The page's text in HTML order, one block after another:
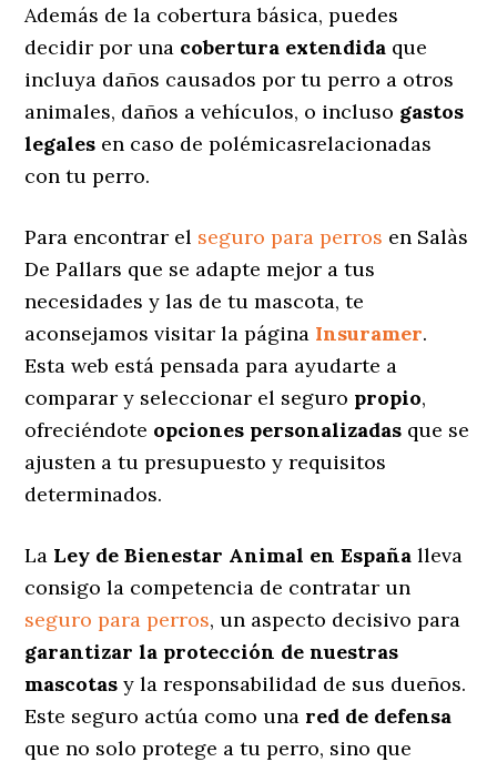
Además de la cobertura básica, puedes
decidir por una cobertura extendida que
incluya daños causados por tu perro a otros
animales, daños a vehículos, o incluso gastos
legales en caso de polémicasrelacionadas
con tu perro.
Para encontrar el seguro para perros en Salàs
De Pallars que se adapte mejor a tus
necesidades y las de tu mascota, te
aconsejamos visitar la página Insuramer.
Esta web está pensada para ayudarte a
comparar y seleccionar el seguro propio,
ofreciéndote opciones personalizadas que se
ajusten a tu presupuesto y requisitos
determinados.
La Ley de Bienestar Animal en España lleva
consigo la competencia de contratar un
seguro para perros, un aspecto decisivo para
garantizar la protección de nuestras
mascotas y la responsabilidad de sus dueños.
Este seguro actúa como una red de defensa
que no solo protege a tu perro, sino que